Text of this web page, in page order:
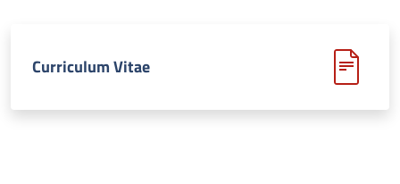
Curriculum Vitae